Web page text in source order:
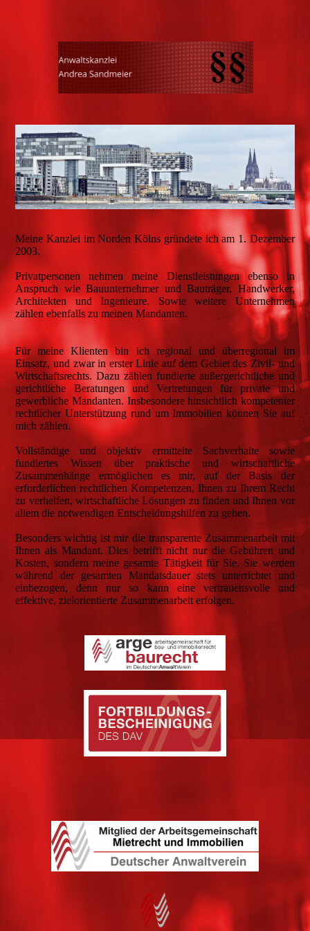
Meine Kanzlei im Norden Kölns gründete ich am 1. Dezember
2003.
Privatpersonen nehmen meine Dienstleistungen ebenso in
Anspruch wie Bauunternehmer und Bauträger, Handwerker,
Architekten und Ingenieure. Sowie weitere Unternehmen
zählen ebenfalls zu meinen Mandanten.
Für meine Klienten bin ich regional und überregional im
Einsatz, und zwar in erster Linie auf dem Gebiet des Zivil- und
Wirtschaftsrechts. Dazu zählen fundierte außergerichtliche und
gerichtliche Beratungen und Vertretungen für private und
gewerbliche Mandanten. Insbesondere hinsichtlich kompetenter
rechtlicher Unterstützung rund um Immobilien können Sie auf
mich zählen.
Vollständige und objektiv ermittelte Sachverhalte sowie
fundiertes Wissen über praktische und wirtschaftliche
Zusammenhänge ermöglichen es mir, auf der Basis der
erforderlichen rechtlichen Kompetenzen, Ihnen zu Ihrem Recht
zu verhelfen, wirtschaftliche Lösungen zu finden und Ihnen vor
allem die notwendigen Entscheidungshilfen zu geben.
Besonders wichtig ist mir die transparente Zusammenarbeit mit
Ihnen als Mandant. Dies betrifft nicht nur die Gebühren und
Kosten, sondern meine gesamte Tätigkeit für Sie. Sie werden
während der gesamten Mandatsdauer stets unterrichtet und
einbezogen, denn nur so kann eine vertrauensvolle und
effektive, zielorientierte Zusammenarbeit erfolgen.